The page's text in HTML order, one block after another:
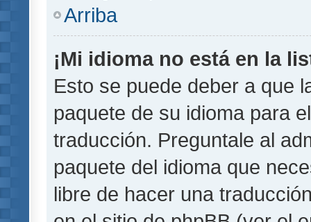
Arriba
¡Mi idioma no está en la
Esto se puede deber a que
paquete de su idioma para
traducción. Preguntale al
paquete del idioma que
libre de hacer una